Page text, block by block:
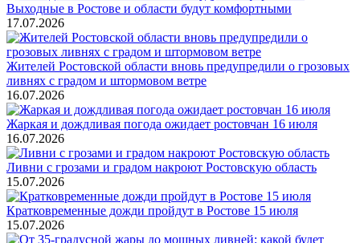
Выходные в Ростове и области будут комфортными
17.07.2026
Жителей Ростовской области вновь предупредили о грозовых
ливнях с градом и штормовом ветре
16.07.2026
Жаркая и дождливая погода ожидает ростовчан 16 июля
16.07.2026
Ливни с грозами и градом накроют Ростовскую область
15.07.2026
Кратковременные дожди пройдут в Ростове 15 июля
15.07.2026